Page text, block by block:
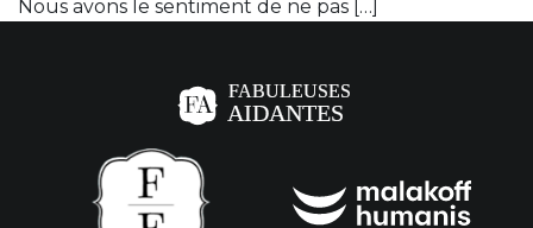
Nous avons le sentiment de ne pas […]